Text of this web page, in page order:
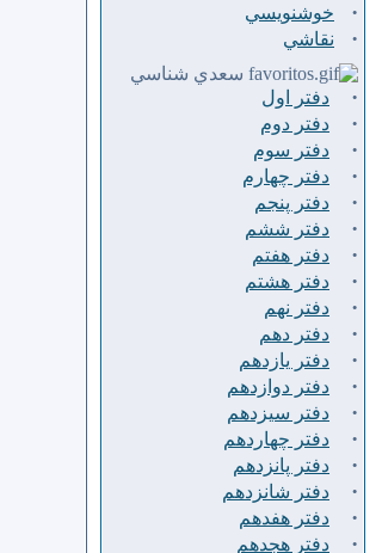
· خوشنويسي
·
نقاشي
سعدي شناسي
· دفتر اول
· دفتر دوم
· دفتر سوم
· دفتر چهارم
· دفتر پنجم
· دفتر ششم
· دفتر هفتم
· دفتر هشتم
· دفتر نهم
· دفتر دهم
· دفتر يازدهم
· دفتر دوازدهم
· دفتر سيزدهم
· دفتر چهاردهم
· دفتر پانزدهم
· دفتر شانزدهم
· دفتر هفدهم
· دفتر هجدهم